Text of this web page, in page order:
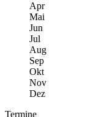
Apr
Mai
Jun
Jul
Aug
Sep
Okt
Nov
Dez
Termine